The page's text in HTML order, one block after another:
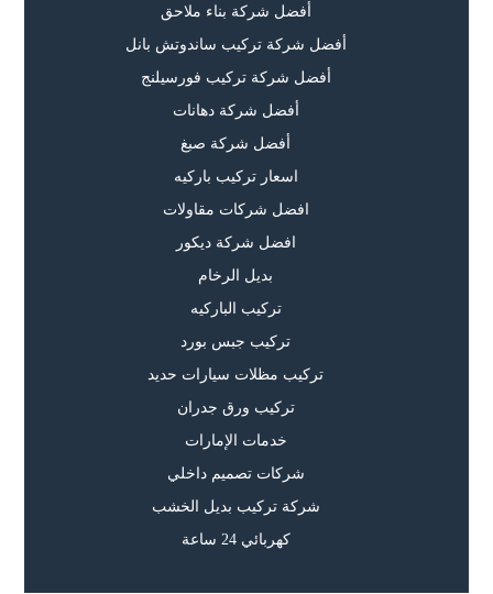
أفضل شركة بناء ملاحق
أفضل شركة تركيب ساندوتش بانل
أفضل شركة تركيب فورسيلنج
أفضل شركة دهانات
أفضل شركة صبغ
اسعار تركيب باركيه
افضل شركات مقاولات
افضل شركة ديكور
بديل الرخام
تركيب الباركيه
تركيب جبس بورد
تركيب مظلات سيارات حديد
تركيب ورق جدران
خدمات الإمارات
شركات تصميم داخلي
شركة تركيب بديل الخشب
كهربائي 24 ساعة